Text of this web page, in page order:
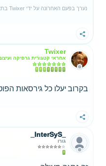
נערך בפעם האחרונה על ידי Twixer
שתף
Twixer
אחראי קטגורית גרפיקה
בקרוב יעלו כל גירסאות
שתף
_InterSyS_
גורו